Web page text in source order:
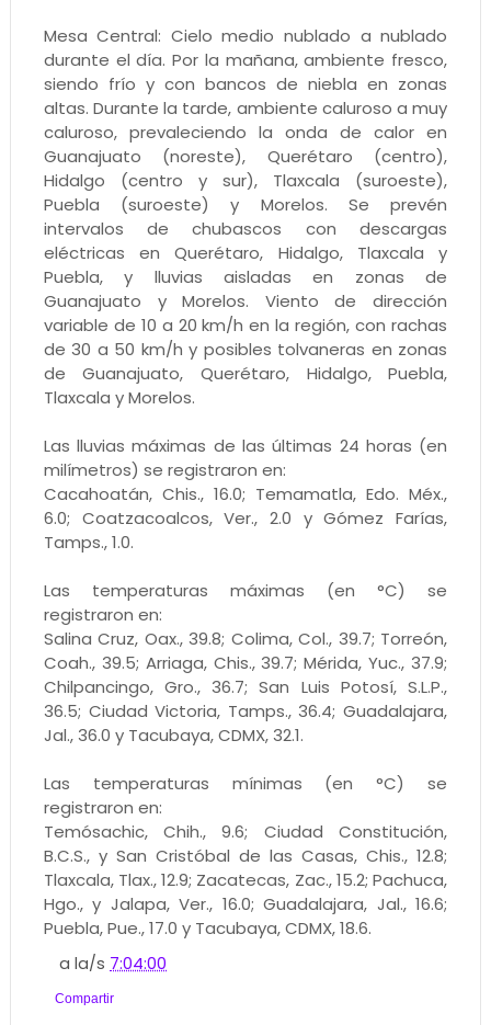
Mesa Central: Cielo medio nublado a nublado
durante el día. Por la mañana, ambiente fresco,
siendo frío y con bancos de niebla en zonas
altas. Durante la tarde, ambiente caluroso a muy
caluroso, prevaleciendo la onda de calor en
Guanajuato (noreste), Querétaro (centro),
Hidalgo (centro y sur), Tlaxcala (suroeste),
Puebla (suroeste) y Morelos. Se prevén
intervalos de chubascos con descargas
eléctricas en Querétaro, Hidalgo, Tlaxcala y
Puebla, y lluvias aisladas en zonas de
Guanajuato y Morelos. Viento de dirección
variable de 10 a 20 km/h en la región, con rachas
de 30 a 50 km/h y posibles tolvaneras en zonas
de Guanajuato, Querétaro, Hidalgo, Puebla,
Tlaxcala y Morelos.
Las lluvias máximas de las últimas 24 horas (en
milímetros) se registraron en:
Cacahoatán, Chis., 16.0; Temamatla, Edo. Méx.,
6.0; Coatzacoalcos, Ver., 2.0 y Gómez Farías,
Tamps., 1.0.
Las temperaturas máximas (en °C) se
registraron en:
Salina Cruz, Oax., 39.8; Colima, Col., 39.7; Torreón,
Coah., 39.5; Arriaga, Chis., 39.7; Mérida, Yuc., 37.9;
Chilpancingo, Gro., 36.7; San Luis Potosí, S.L.P.,
36.5; Ciudad Victoria, Tamps., 36.4; Guadalajara,
Jal., 36.0 y Tacubaya, CDMX, 32.1.
Las temperaturas mínimas (en °C) se
registraron en:
Temósachic, Chih., 9.6; Ciudad Constitución,
B.C.S., y San Cristóbal de las Casas, Chis., 12.8;
Tlaxcala, Tlax., 12.9; Zacatecas, Zac., 15.2; Pachuca,
Hgo., y Jalapa, Ver., 16.0; Guadalajara, Jal., 16.6;
Puebla, Pue., 17.0 y Tacubaya, CDMX, 18.6.
a la/s 7:04:00
Compartir